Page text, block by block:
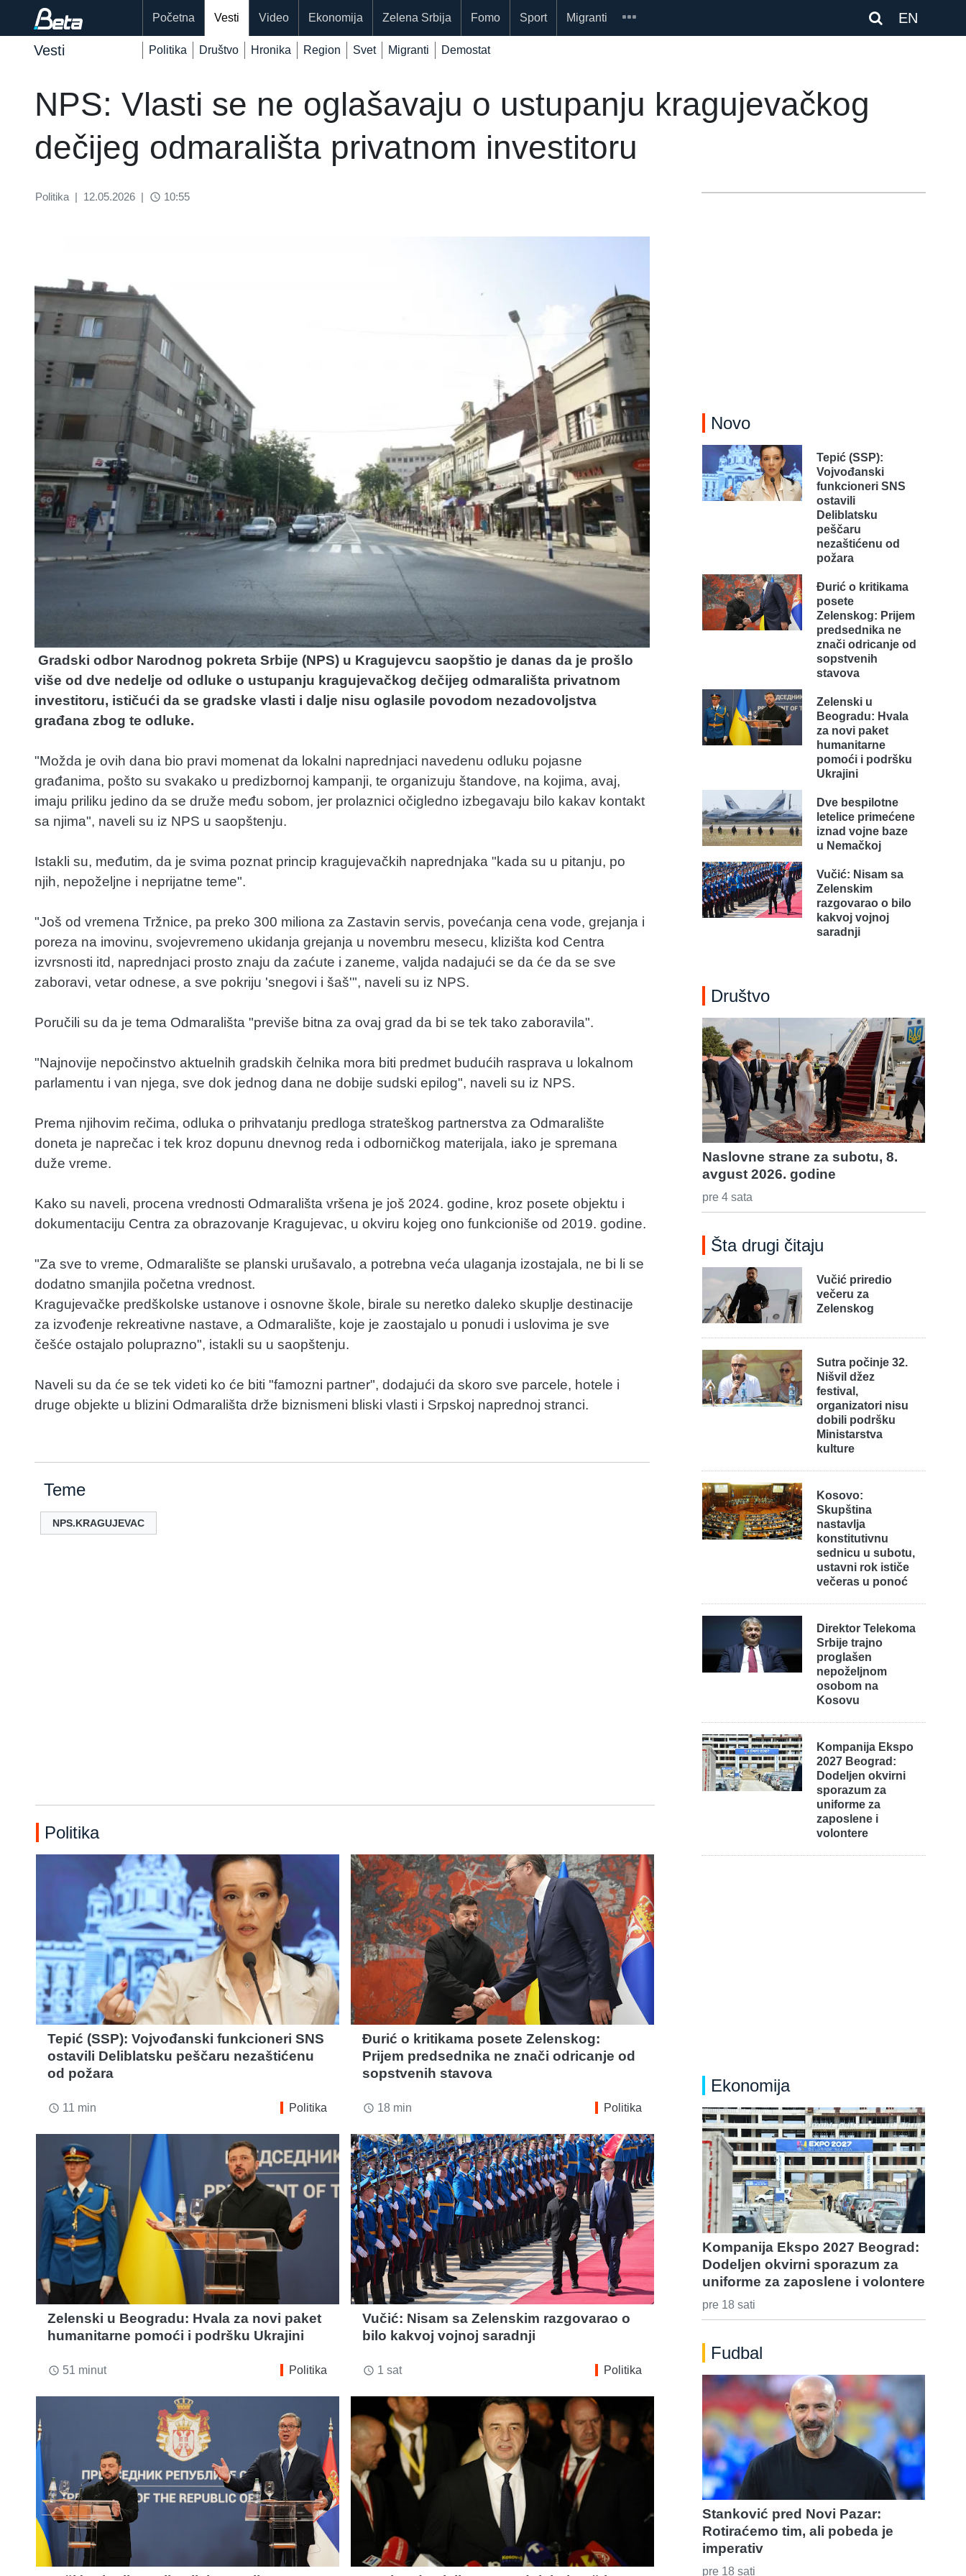
EN
Početna Vesti Video Ekonomija Zelena Srbija Fomo Sport Migranti
Vesti Politika Društvo Hronika Region Svet Migranti Demostat
NPS: Vlasti se ne oglašavaju o ustupanju kragujevačkog
dečijeg odmarališta privatnom investitoru
Politika | 12.05.2026 | access_time 10:55
Gradski odbor Narodnog pokreta Srbije (NPS) u Kragujevcu saopštio je danas da je prošlo
više od dve nedelje od odluke o ustupanju kragujevačkog dečijeg odmarališta privatnom
investitoru, ističući da se gradske vlasti i dalje nisu oglasile povodom nezadovoljstva
građana zbog te odluke.
"Možda je ovih dana bio pravi momenat da lokalni naprednjaci navedenu odluku pojasne
građanima, pošto su svakako u predizbornoj kampanji, te organizuju štandove, na kojima, avaj,
imaju priliku jedino da se druže među sobom, jer prolaznici očigledno izbegavaju bilo kakav kontakt
sa njima", naveli su iz NPS u saopštenju.
Istakli su, međutim, da je svima poznat princip kragujevačkih naprednjaka "kada su u pitanju, po
njih, nepoželjne i neprijatne teme".
"Još od vremena Tržnice, pa preko 300 miliona za Zastavin servis, povećanja cena vode, grejanja i
poreza na imovinu, svojevremeno ukidanja grejanja u novembru mesecu, klizišta kod Centra
izvrsnosti itd, naprednjaci prosto znaju da zaćute i zaneme, valjda nadajući se da će da se sve
zaboravi, vetar odnese, a sve pokriju 'snegovi i šaš'", naveli su iz NPS.
Poručili su da je tema Odmarališta "previše bitna za ovaj grad da bi se tek tako zaboravila".
"Najnovije nepočinstvo aktuelnih gradskih čelnika mora biti predmet budućih rasprava u lokalnom
parlamentu i van njega, sve dok jednog dana ne dobije sudski epilog", naveli su iz NPS.
Prema njihovim rečima, odluka o prihvatanju predloga strateškog partnerstva za Odmaralište
doneta je naprečac i tek kroz dopunu dnevnog reda i odborničkog materijala, iako je spremana
duže vreme.
Kako su naveli, procena vrednosti Odmarališta vršena je još 2024. godine, kroz posete objektu i
dokumentaciju Centra za obrazovanje Kragujevac, u okviru kojeg ono funkcioniše od 2019. godine.
"Za sve to vreme, Odmaralište se planski urušavalo, a potrebna veća ulaganja izostajala, ne bi li se
dodatno smanjila početna vrednost.
Kragujevačke predškolske ustanove i osnovne škole, birale su neretko daleko skuplje destinacije
za izvođenje rekreativne nastave, a Odmaralište, koje je zaostajalo u ponudi i uslovima je sve
češće ostajalo poluprazno", istakli su u saopštenju.
Naveli su da će se tek videti ko će biti "famozni partner", dodajući da skoro sve parcele, hotele i
druge objekte u blizini Odmarališta drže biznismeni bliski vlasti i Srpskoj naprednoj stranci.
Teme
NPS.KRAGUJEVAC
Politika
Tepić (SSP): Vojvođanski funkcioneri SNS
ostavili Deliblatsku peščaru nezaštićenu
od požara
access_time 11 min Politika
Đurić o kritikama posete Zelenskog:
Prijem predsednika ne znači odricanje od
sopstvenih stavova
access_time 18 min Politika
Zelenski u Beogradu: Hvala za novi paket
humanitarne pomoći i podršku Ukrajini
access_time 51 minut Politika
Vučić: Nisam sa Zelenskim razgovarao o
bilo kakvoj vojnoj saradnji
access_time 1 sat Politika
Novo
Tepić (SSP):
Vojvođanski
funkcioneri SNS
ostavili
Deliblatsku
peščaru
nezaštićenu od
požara
Đurić o kritikama
posete
Zelenskog: Prijem
predsednika ne
znači odricanje od
sopstvenih
stavova
Zelenski u
Beogradu: Hvala
za novi paket
humanitarne
pomoći i podršku
Ukrajini
Dve bespilotne
letelice primećene
iznad vojne baze
u Nemačkoj
Vučić: Nisam sa
Zelenskim
razgovarao o bilo
kakvoj vojnoj
saradnji
Društvo
Naslovne strane za subotu, 8.
avgust 2026. godine
pre 4 sata
Šta drugi čitaju
Vučić priredio
večeru za
Zelenskog
Sutra počinje 32.
Nišvil džez
festival,
organizatori nisu
dobili podršku
Ministarstva
kulture
Kosovo:
Skupština
nastavlja
konstitutivnu
sednicu u subotu,
ustavni rok ističe
večeras u ponoć
Direktor Telekoma
Srbije trajno
proglašen
nepoželjnom
osobom na
Kosovu
Kompanija Ekspo
2027 Beograd:
Dodeljen okvirni
sporazum za
uniforme za
zaposlene i
volontere
Ekonomija
Kompanija Ekspo 2027 Beograd:
Dodeljen okvirni sporazum za
uniforme za zaposlene i volontere
pre 18 sati
Fudbal
Stanković pred Novi Pazar:
Rotiraćemo tim, ali pobeda je
imperativ
pre 18 sati